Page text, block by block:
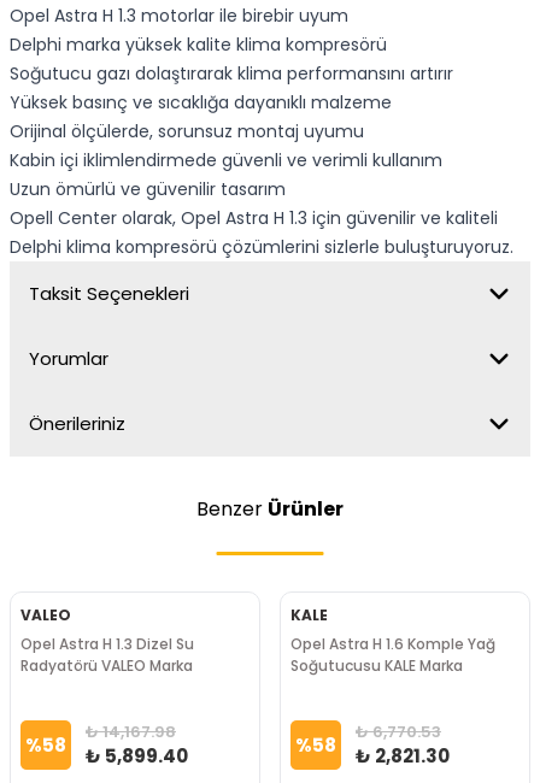
Opel Astra H 1.3 motorlar ile birebir uyum
Delphi marka yüksek kalite klima kompresörü
Soğutucu gazı dolaştırarak klima performansını artırır
Yüksek basınç ve sıcaklığa dayanıklı malzeme
Orijinal ölçülerde, sorunsuz montaj uyumu
Kabin içi iklimlendirmede güvenli ve verimli kullanım
Uzun ömürlü ve güvenilir tasarım
Opell Center olarak, Opel Astra H 1.3 için güvenilir ve kaliteli
Delphi klima kompresörü çözümlerini sizlerle buluşturuyoruz.
Taksit Seçenekleri
Yorumlar
Önerileriniz
Benzer Ürünler
VALEO
Opel Astra H 1.3 Dizel Su
Radyatörü VALEO Marka
%58 ₺ 14,167.98
₺ 5,899.40
KALE
Opel Astra H 1.6 Komple Yağ
Soğutucusu KALE Marka
%58 ₺ 6,770.53
₺ 2,821.30